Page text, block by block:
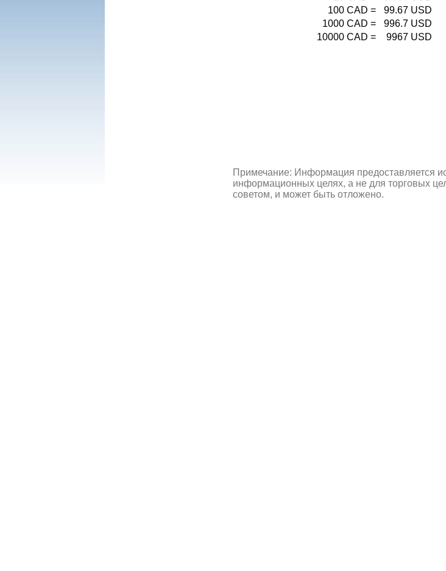
100 CAD = 99.67 USD
1000 CAD = 996.7 USD
10000 CAD = 9967 USD
Примечание: Информация предоставляется
информационных целях, а не для торговых
советом, и может быть отложено.